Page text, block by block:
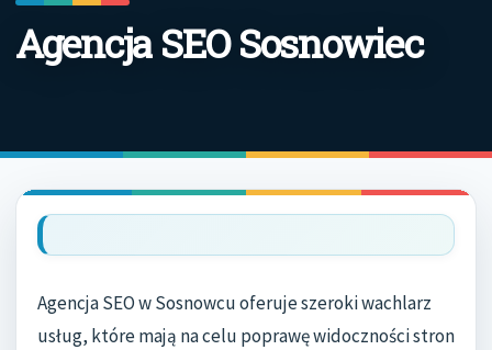
Agencja SEO Sosnowiec
Agencja SEO w Sosnowcu oferuje szeroki wachlarz
usług, które mają na celu poprawę widoczności stron